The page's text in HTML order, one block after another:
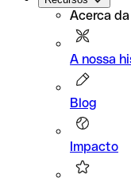
Acerca
A nossa
Blog
Impacto